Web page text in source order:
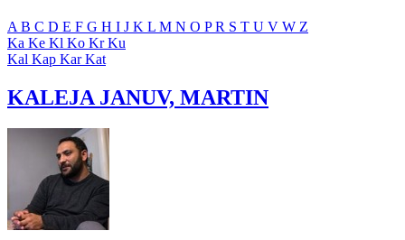
A B C D E F G H I J K L M N O PR S T U V W Z
Ka Ke Kl Ko KrKu
Kal Kap KarKat
KALEJA JANUV, MARTIN